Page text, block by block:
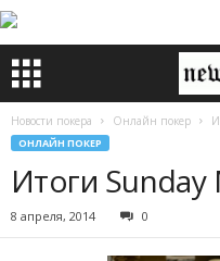
Новости покера Онлайн покер
ОНЛАЙН ПОКЕР
Итоги
8 апреля, 2014 0